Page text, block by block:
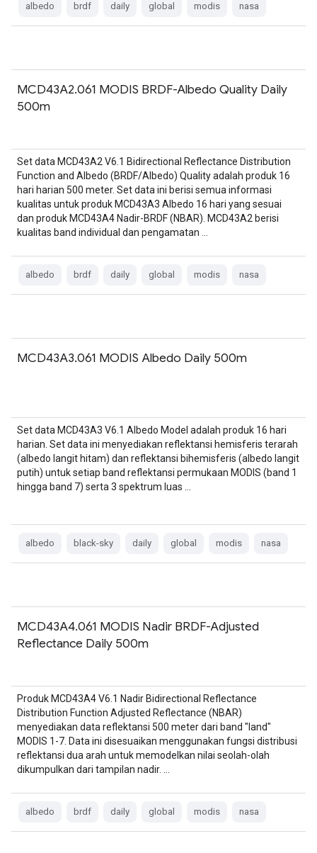
albedo brdf daily global modis nasa
MCD43A2.061 MODIS BRDF-Albedo Quality Daily
500m
Set data MCD43A2 V6.1 Bidirectional Reflectance Distribution
Function and Albedo (BRDF/Albedo) Quality adalah produk 16
hari harian 500 meter. Set data ini berisi semua informasi
kualitas untuk produk MCD43A3 Albedo 16 hari yang sesuai
dan produk MCD43A4 Nadir-BRDF (NBAR). MCD43A2 berisi
kualitas band individual dan pengamatan …
albedo brdf daily global modis nasa
MCD43A3.061 MODIS Albedo Daily 500m
Set data MCD43A3 V6.1 Albedo Model adalah produk 16 hari
harian. Set data ini menyediakan reflektansi hemisferis terarah
(albedo langit hitam) dan reflektansi bihemisferis (albedo langit
putih) untuk setiap band reflektansi permukaan MODIS (band 1
hingga band 7) serta 3 spektrum luas …
albedo black-sky daily global modis nasa
MCD43A4.061 MODIS Nadir BRDF-Adjusted
Reflectance Daily 500m
Produk MCD43A4 V6.1 Nadir Bidirectional Reflectance
Distribution Function Adjusted Reflectance (NBAR)
menyediakan data reflektansi 500 meter dari band "land"
MODIS 1-7. Data ini disesuaikan menggunakan fungsi distribusi
reflektansi dua arah untuk memodelkan nilai seolah-olah
dikumpulkan dari tampilan nadir. …
albedo brdf daily global modis nasa